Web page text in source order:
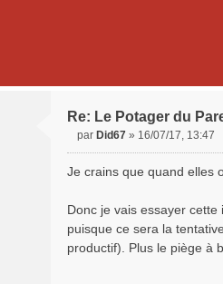
Re: Le Potager du
s
a
g
e
par Did67 » 16/07/17, 13:47
Je crains que quand elles
Donc je vais essayer
puisque ce sera la
productif). Plus le piège à